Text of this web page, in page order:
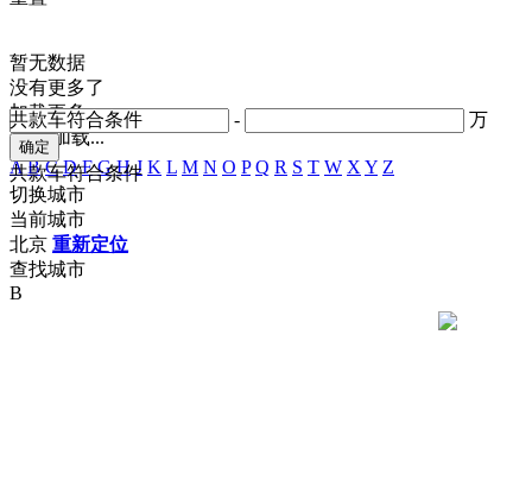
- 万
共款车符合条件
共款车符合条件
暂无数据
没有更多了
加载更多
正在加载...
A B C D F G H J K L M N O P Q R S T W X Y Z
切换城市
当前城市
北京 重新定位
查找城市
B